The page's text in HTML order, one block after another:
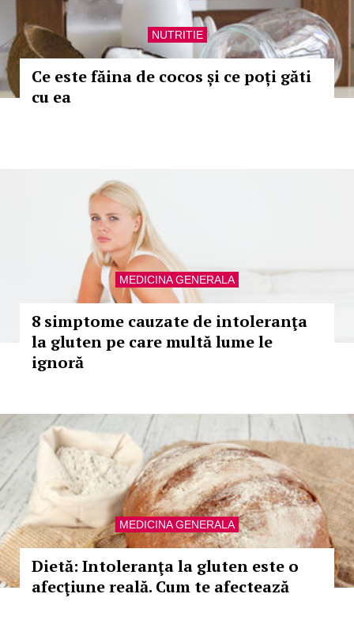
NUTRITIE
Ce este făina de cocos și ce poți găti
cu ea
MEDICINA GENERALA
8 simptome cauzate de intoleranţa
la gluten pe care multă lume le
ignoră
MEDICINA GENERALA
Dietă: Intoleranţa la gluten este o
afecţiune reală. Cum te afectează